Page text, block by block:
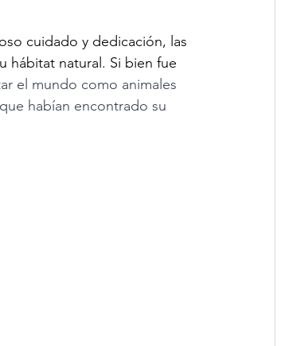
cuidado y dedicación, las
hábitat natural. Si bien fue
el mundo como animales
habían encontrado su